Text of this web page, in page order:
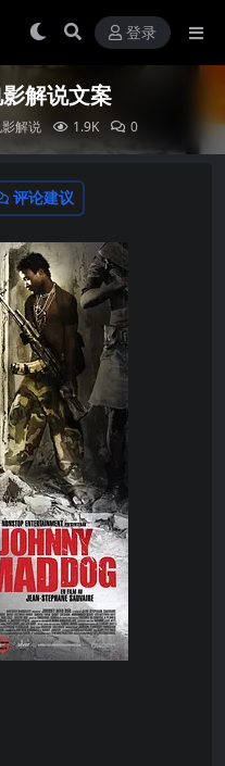
登录
影解说文案
解说 1.9K 0
评论建议